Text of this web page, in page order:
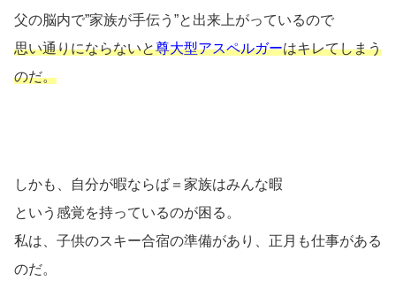
父の脳内で”家族が手伝う”と出来上がっているので
思い通りにならないと尊大型アスペルガーはキレてしまう
のだ。
しかも、自分が暇ならば＝家族はみんな暇
という感覚を持っているのが困る。
私は、子供のスキー合宿の準備があり、正月も仕事がある
のだ。